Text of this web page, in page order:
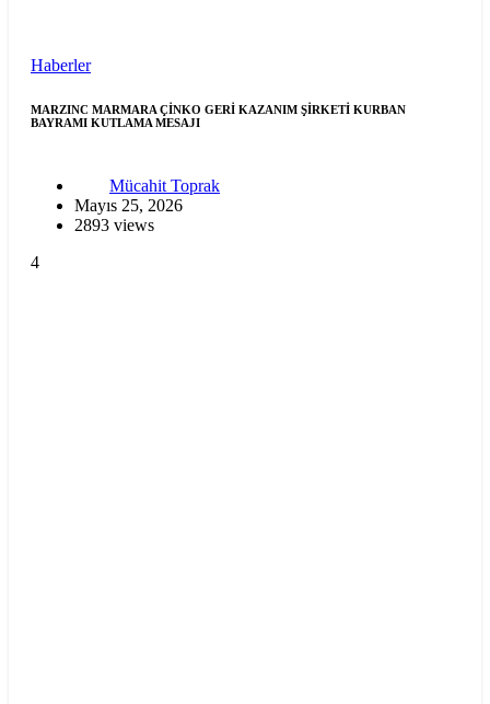
Haberler
MARZINC MARMARA ÇİNKO GERİ KAZANIM ŞİRKETİ KURBAN
BAYRAMI KUTLAMA MESAJI
Mücahit Toprak
Mayıs 25, 2026
2893 views
4